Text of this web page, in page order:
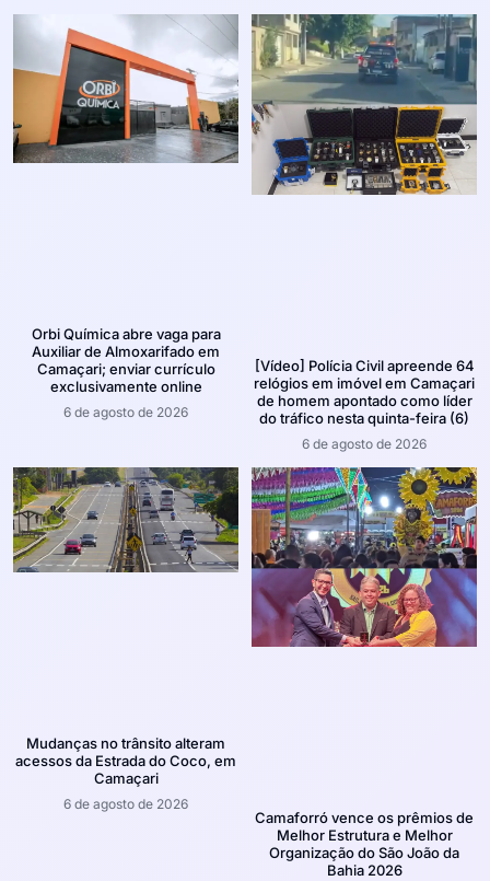
Orbi Química abre vaga para
Auxiliar de Almoxarifado em
Camaçari; enviar currículo
exclusivamente online
6 de agosto de 2026
[Vídeo] Polícia Civil apreende 64
relógios em imóvel em Camaçari
de homem apontado como líder
do tráfico nesta quinta-feira (6)
6 de agosto de 2026
Mudanças no trânsito alteram
acessos da Estrada do Coco, em
Camaçari
6 de agosto de 2026
Camaforró vence os prêmios de
Melhor Estrutura e Melhor
Organização do São João da
Bahia 2026